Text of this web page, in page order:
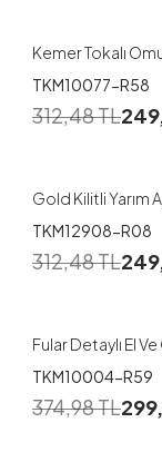
Kemer Tokalı
TKM10077-R58
312,48TL
Gold Kilitli Yarım
TKM12908-R08
312,48TL
Fular Detaylı El
TKM10004-R59
374,98TL